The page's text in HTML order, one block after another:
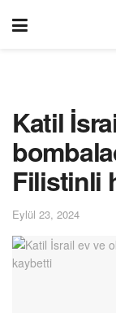
Katil
Filistinli
Eylül 23, 2024